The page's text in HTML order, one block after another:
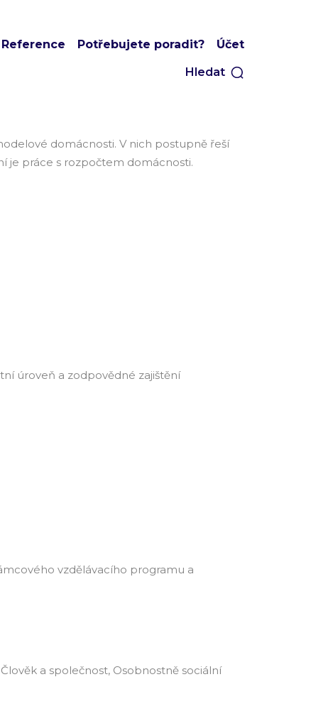
Reference Potřebujete poradit? Účet
Hledat
domácnosti. V nich postupně řeší
je práce s rozpočtem domácnosti.
úroveň a zodpovědné zajištění
vzdělávacího programu a
a společnost, Osobnostně sociální